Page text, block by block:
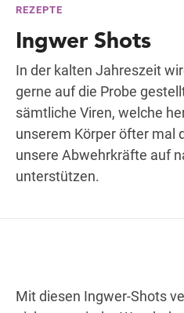
REZEPTE
Ingwer Shots
In der kalten Jahreszeit
gerne auf die Probe
sämtliche Viren, welche
unserem Körper öfter mal
unsere Abwehrkräfte auf
unterstützen.
Mit diesen Ingwer-Shots